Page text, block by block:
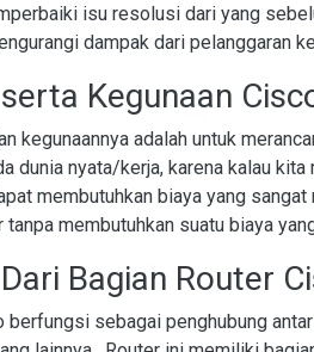
isu resolusi dari yang
dampak dari pelanggaran
Kegunaan
kegunaannya adalah untuk
dunia nyata/kerja, karena kalau
membutuhkan biaya yang
tanpa membutuhkan suatu biaya
Bagian Router
berfungsi sebagai penghubung